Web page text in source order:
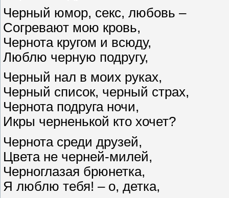
Черный юмор, секс, любовь –
Согревают мою кровь,
Чернота кругом и всюду,
Люблю черную подругу,
Черный нал в моих руках,
Черный список, черный страх,
Чернота подруга ночи,
Икры черненькой кто хочет?
Чернота среди друзей,
Цвета не черней-милей,
Черноглазая брюнетка,
Я люблю тебя! – о, детка,